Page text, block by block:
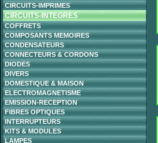
CIRCUITS-IMPRIMES
CIRCUITS-INTEGRES
COFFRETS
COMPOSANTS MEMOIRES
CONDENSATEURS
CONNECTEURS & CORDONS
DIODES
DIVERS
DOMESTIQUE & MAISON
ELECTROMAGNETISME
EMISSION-RECEPTION
FIBRES OPTIQUES
INTERRUPTEURS
KITS & MODULES
LAMPES